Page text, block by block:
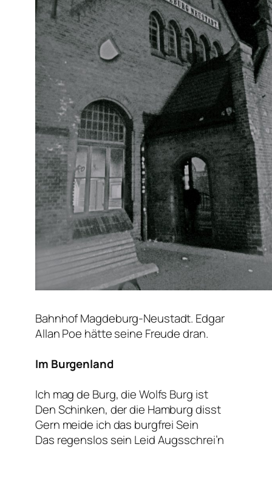
Bahnhof Magdeburg-Neustadt. Edgar
Allan Poe hätte seine Freude dran.
Im Burgenland
Ich mag de Burg, die Wolfs Burg ist
Den Schinken, der die Hamburg disst
Gern meide ich das burgfrei Sein
Das regenslos sein Leid Augsschrei’n